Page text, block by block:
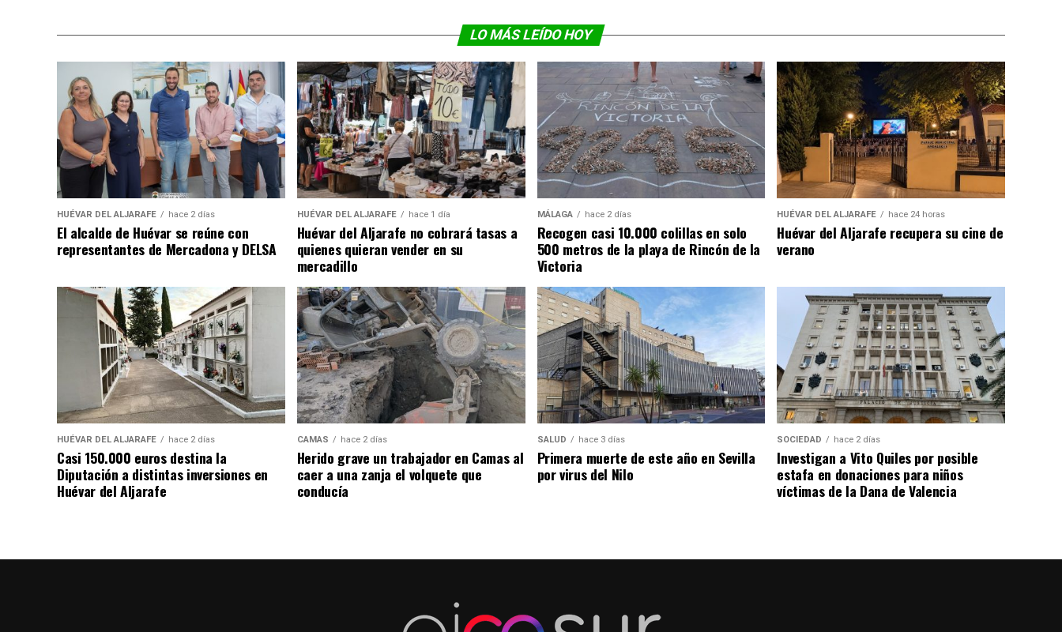
LO MÁS LEÍDO HOY
HUÉVAR DEL ALJARAFE hace 2 días
El alcalde de Huévar se reúne con
representantes de Mercadona y DELSA
HUÉVAR DEL ALJARAFE hace 1 día
Huévar del Aljarafe no cobrará tasas a
quienes quieran vender en su
mercadillo
MÁLAGA hace 2 días
Recogen casi 10.000 colillas en solo
500 metros de la playa de Rincón de la
Victoria
HUÉVAR DEL ALJARAFE hace 24 horas
Huévar del Aljarafe recupera su cine de
verano
HUÉVAR DEL ALJARAFE hace 2 días
Casi 150.000 euros destina la
Diputación a distintas inversiones en
Huévar del Aljarafe
CAMAS hace 2 días
Herido grave un trabajador en Camas al
caer a una zanja el volquete que
conducía
SALUD hace 3 días
Primera muerte de este año en Sevilla
por virus del Nilo
SOCIEDAD hace 2 días
Investigan a Vito Quiles por posible
estafa en donaciones para niños
víctimas de la Dana de Valencia